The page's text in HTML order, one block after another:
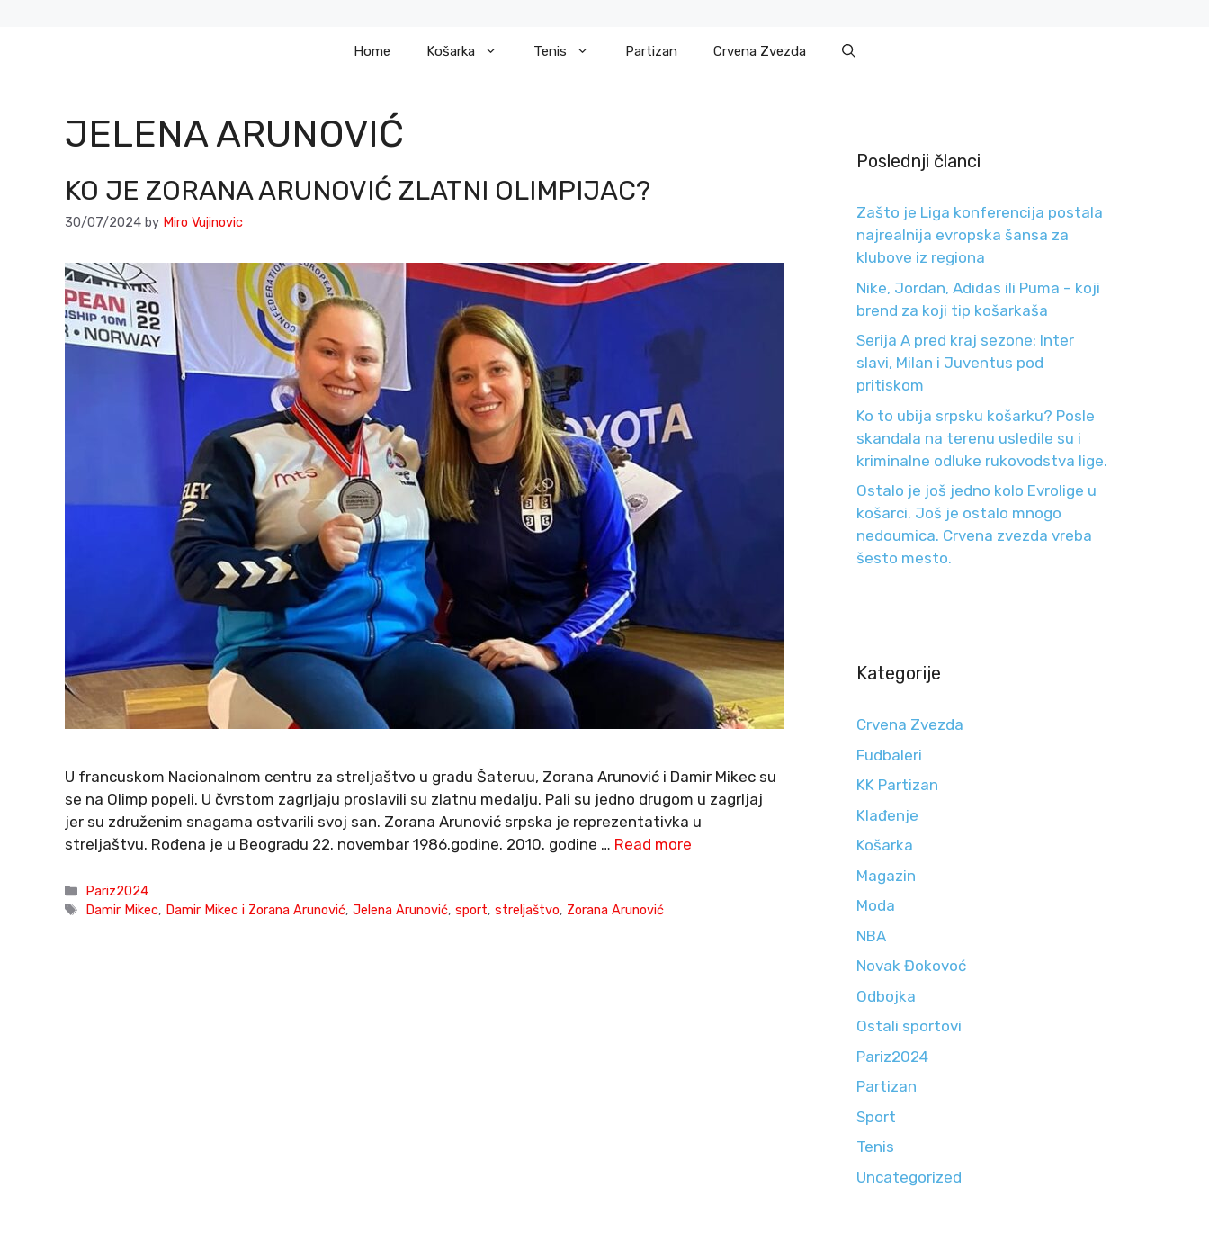
Home Košarka Tenis Partizan Crvena Zvezda
JELENA ARUNOVIĆ
KO JE ZORANA ARUNOVIĆ ZLATNI OLIMPIJAC?
30/07/2024 by Miro Vujinovic
U francuskom Nacionalnom centru za streljaštvo u gradu Šateruu, Zorana Arunović i Damir Mikec su
se na Olimp popeli. U čvrstom zagrljaju proslavili su zlatnu medalju. Pali su jedno drugom u zagrljaj
jer su združenim snagama ostvarili svoj san. Zorana Arunović srpska je reprezentativka u
streljaštvu. Rođena je u Beogradu 22. novembar 1986.godine. 2010. godine … Read more
Categories
Pariz2024
Tags
Damir Mikec, Damir Mikec i Zorana Arunović,Jelena Arunović,sport,streljaštvo, Zorana Arunović
Poslednji članci
Zašto je Liga konferencija postala
najrealnija evropska šansa za
klubove iz regiona
Nike, Jordan, Adidas ili Puma – koji
brend za koji tip košarkaša
Serija A pred kraj sezone: Inter
slavi, Milan i Juventus pod
pritiskom
Ko to ubija srpsku košarku? Posle
skandala na terenu usledile su i
kriminalne odluke rukovodstva lige.
Ostalo je još jedno kolo Evrolige u
košarci. Još je ostalo mnogo
nedoumica. Crvena zvezda vreba
šesto mesto.
Kategorije
Crvena Zvezda
Fudbaleri
KK Partizan
Klađenje
Košarka
Magazin
Moda
NBA
Novak Đokovoć
Odbojka
Ostali sportovi
Pariz2024
Partizan
Sport
Tenis
Uncategorized